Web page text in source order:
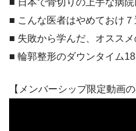
■ 日本で骨切りの上手な病院
■ こんな医者はやめておけ７
■ 失敗から学んだ、オスス
■ 輪郭整形のダウンタイム
【メンバーシップ限定動